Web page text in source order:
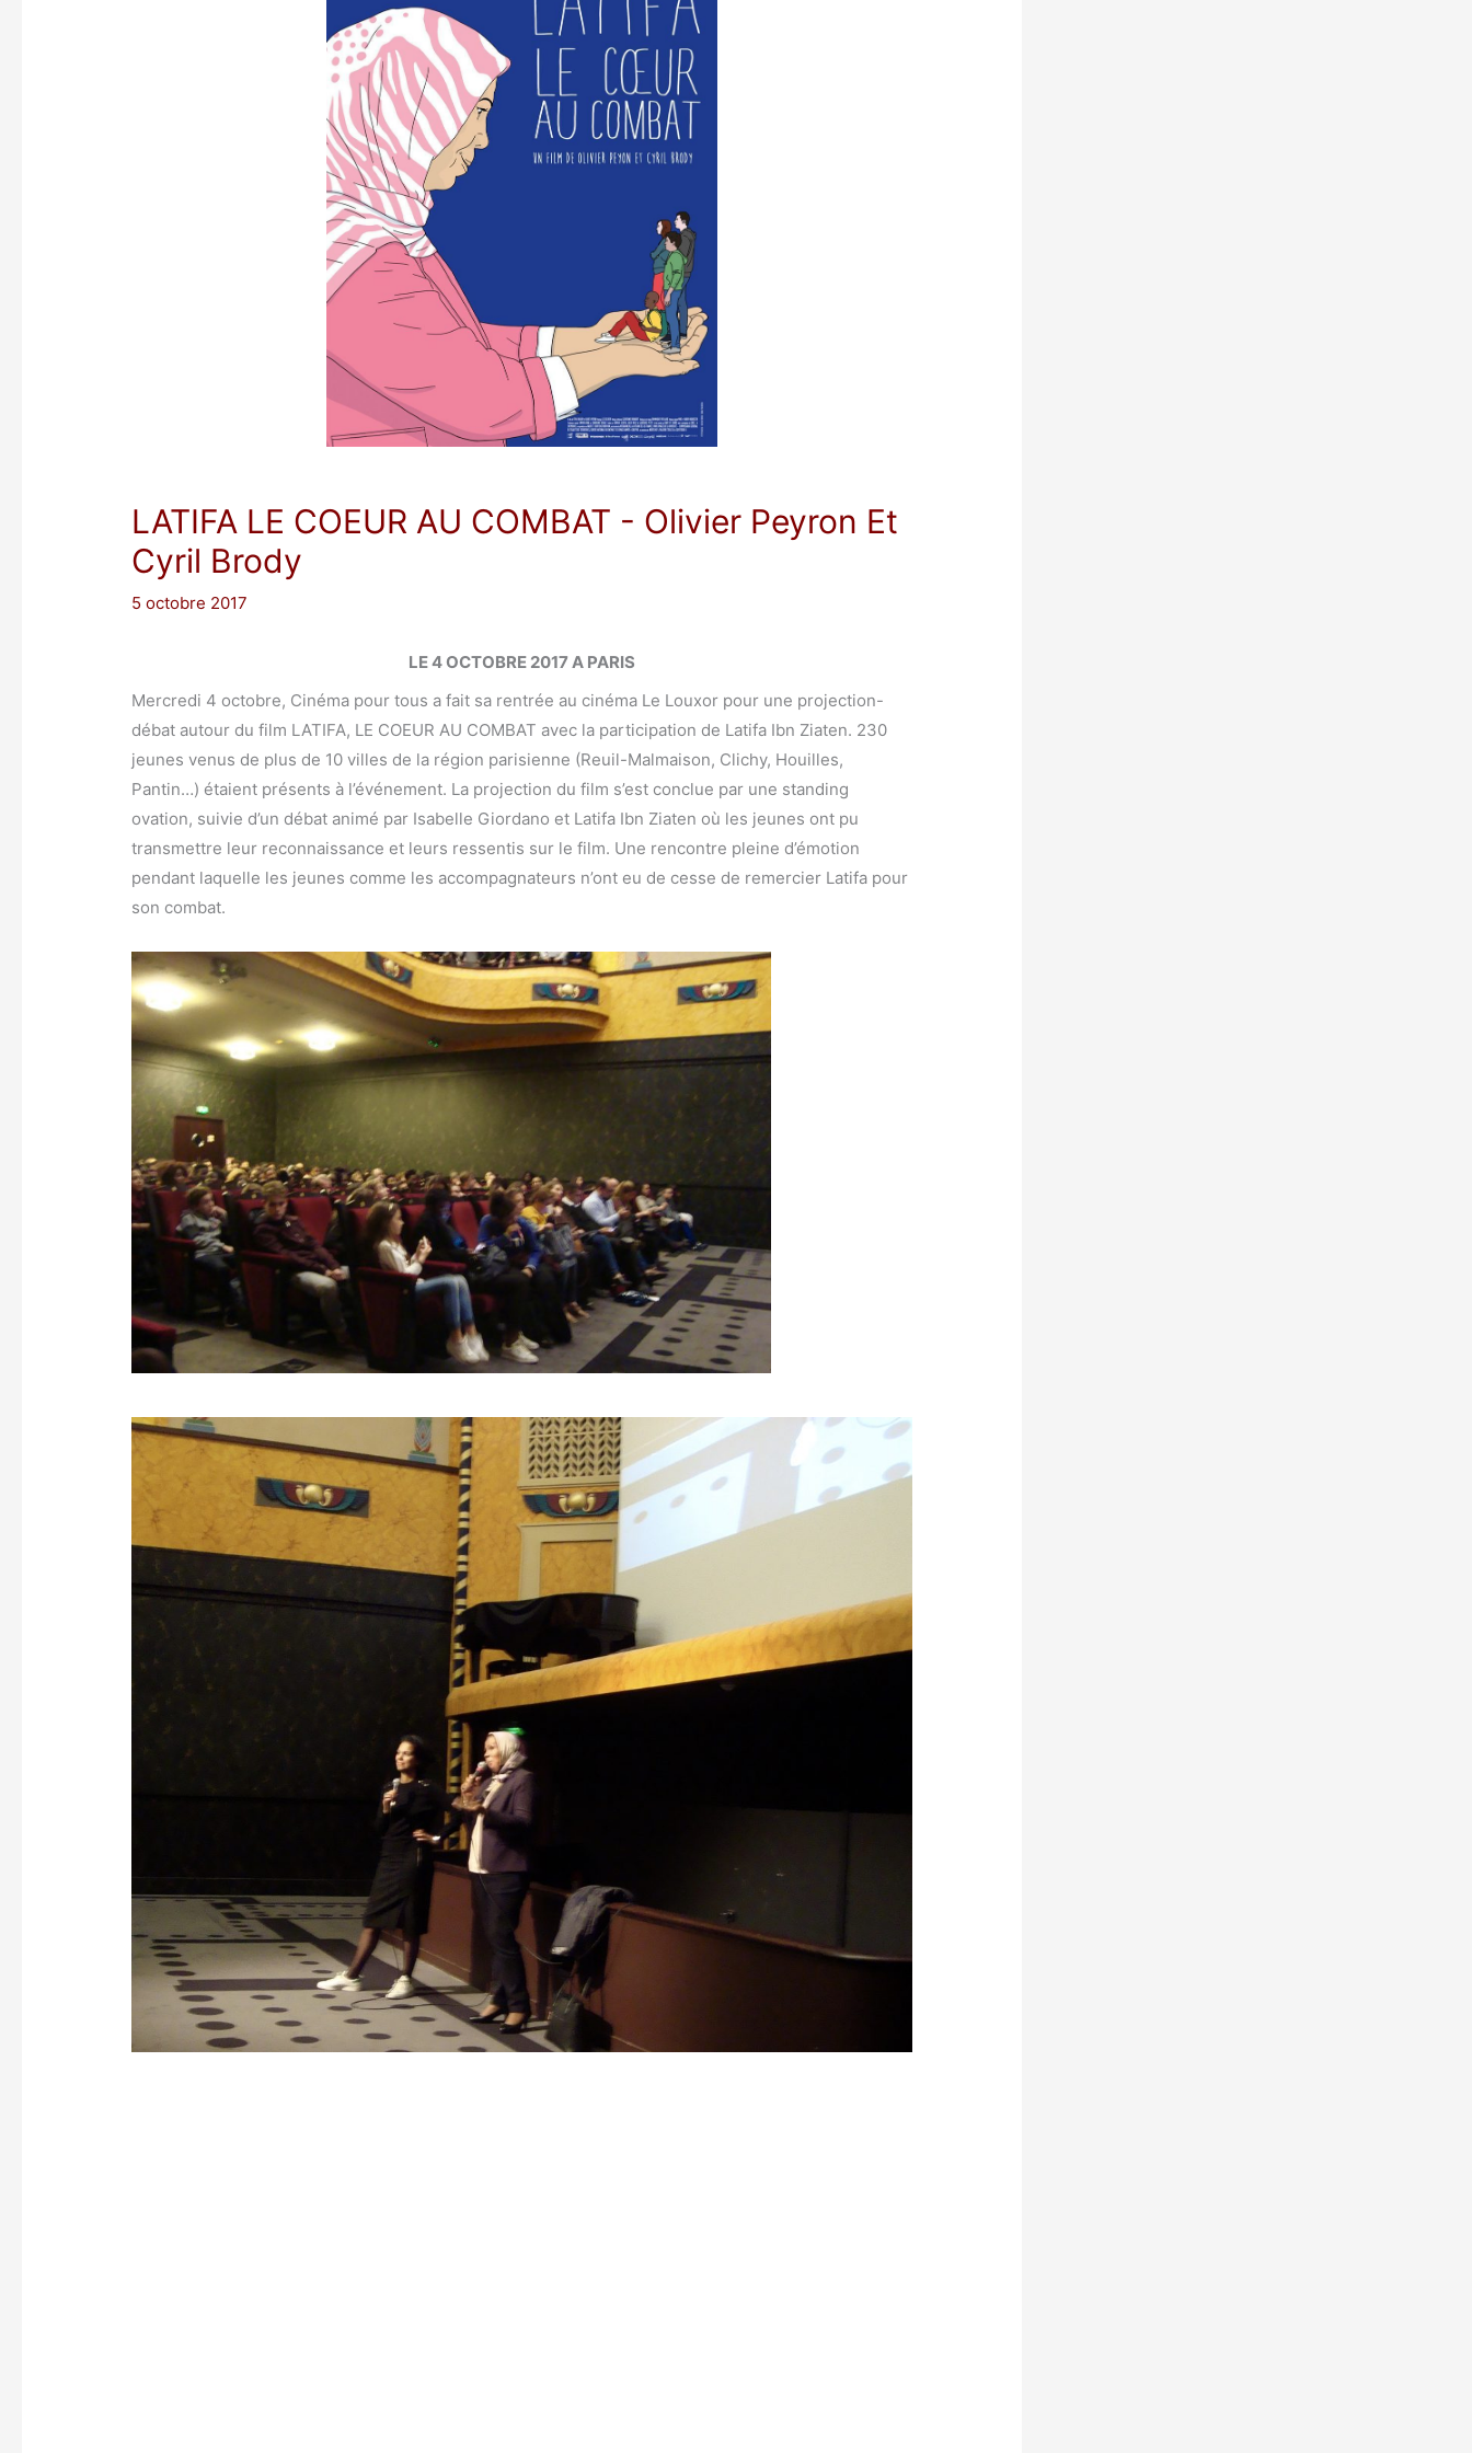
LATIFA LE COEUR AU COMBAT - Olivier Peyron Et
Cyril Brody
5 octobre 2017
LE 4 OCTOBRE 2017 A PARIS
Mercredi 4 octobre, Cinéma pour tous a fait sa rentrée au cinéma Le Louxor pour une projection-
débat autour du film LATIFA, LE COEUR AU COMBAT avec la participation de Latifa Ibn Ziaten. 230
jeunes venus de plus de 10 villes de la région parisienne (Reuil-Malmaison, Clichy, Houilles,
Pantin…) étaient présents à l’événement. La projection du film s’est conclue par une standing
ovation, suivie d’un débat animé par Isabelle Giordano et Latifa Ibn Ziaten où les jeunes ont pu
transmettre leur reconnaissance et leurs ressentis sur le film. Une rencontre pleine d’émotion
pendant laquelle les jeunes comme les accompagnateurs n’ont eu de cesse de remercier Latifa pour
son combat.